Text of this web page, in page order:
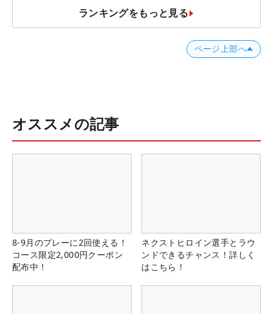
ランキングをもっと見る
ページ上部へ
オススメの記事
8-9月のプレーに2回使える！
コース限定2,000円クーポン
配布中！
ネクストヒロイン選手とラウ
ンドできるチャンス！詳しく
はこちら！